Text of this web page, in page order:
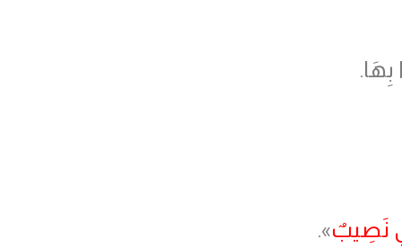
نَصِيبٌ».